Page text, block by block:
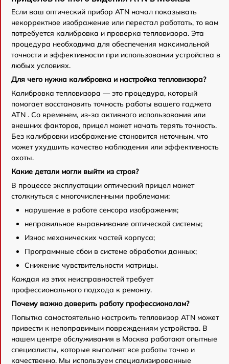
Если ваш оптический прибор ATN начал показывать
некорректное изображение или перестал работать, то вам
потребуется калибровка и проверка тепловизора. Эта
процедура необходима для обеспечения максимальной
точности и эффективности при использовании устройства в
любых условиях.
Для чего нужна калибровка и настройка тепловизора?
Калибровка тепловизора — это процедура, который
помогает восстановить точность работы вашего гаджета
ATN . Со временем, из-за активного использования или
внешних факторов, прицел может начать терять точность.
Без калибровки изображение становится неточным, что
может ухудшить качество наблюдения или эффективность
охоты.
Какие детали могли выйти из строя?
В процессе эксплуатации оптический прицел может
столкнуться с многочисленными проблемами:
нарушение в работе сенсора изображения;
неправильное выравнивание оптической системы;
Износ механических частей корпуса;
Программные сбои в системе обработки данных;
Снижение чувствительности матрицы.
Каждая из этих неисправностей требует
профессионального подхода к ремонту.
Почему важно доверить работу профессионалам?
Попытка самостоятельно настроить тепловизор ATN может
привести к непоправимым повреждениям устройства. В
нашем центре обслуживания в Москва работают опытные
специалисты, которые выполнят все работы точно и
качественно. Мы используем специализированные